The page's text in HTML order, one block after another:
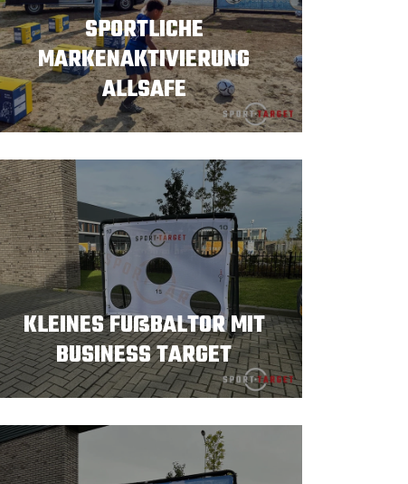
SPORTLICHE
MARKENAKTIVIERUNG
ALLSAFE
KLEINES FUßBALTOR MIT
BUSINESS TARGET